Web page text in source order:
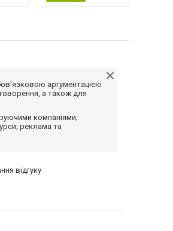
аргументацією
а також для
компаніями;
реклама та
відгуку